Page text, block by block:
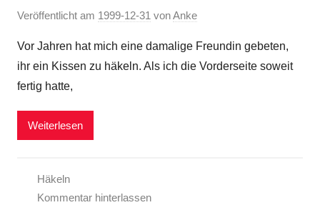
Veröffentlicht am 1999-12-31 vonAnke
Vor Jahren hat mich eine damalige Freundin gebeten,
ihr ein Kissen zu häkeln. Als ich die Vorderseite soweit
fertig hatte,
Weiterlesen
Häkeln
Kommentar hinterlassen